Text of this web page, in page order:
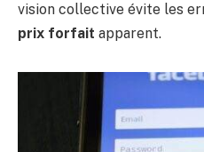
vision collective évite les
prix forfait apparent.